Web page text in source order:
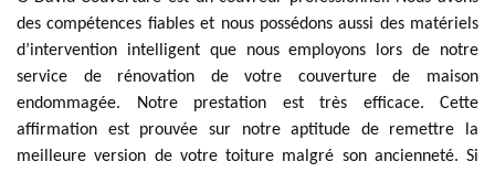
des compétences fiables et nous possédons aussi des matériels
d’intervention intelligent que nous employons lors de notre
service de rénovation de votre couverture de maison
endommagée. Notre prestation est très efficace. Cette
affirmation est prouvée sur notre aptitude de remettre la
meilleure version de votre toiture malgré son ancienneté. Si